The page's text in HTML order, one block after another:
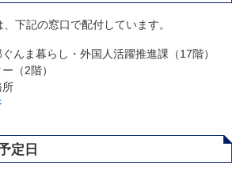
下記の窓口で配付しています。
んま暮らし・外国人活躍推進課（17階）
（2階）
所
定日